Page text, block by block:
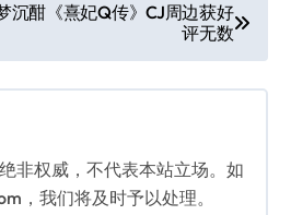
沉酣《熹妃Q传》CJ周边获好
评无数
非权威，不代表本站立场。如
，我们将及时予以处理。